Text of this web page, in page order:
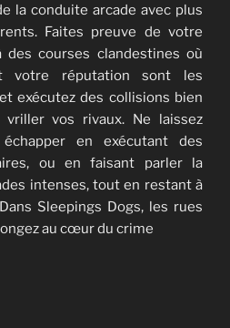
la conduite arcade avec plus
Faites preuve de votre
courses clandestines où
votre réputation sont les
exécutez des collisions bien
vriller vos rivaux. Ne laissez
en exécutant des
ou en faisant parler la
intenses, tout en restant à
Sleepings Dogs, les rues
au cœur du crime